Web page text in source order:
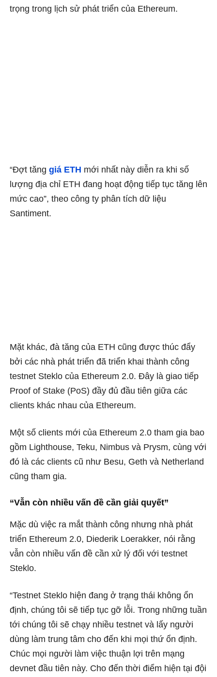
trọng trong lịch sử phát triển của Ethereum.
“Đợt tăng giá ETH mới nhất này diễn ra khi số
lượng địa chỉ ETH đang hoạt động tiếp tục tăng lên
mức cao”, theo công ty phân tích dữ liệu
Santiment.
Mặt khác, đà tăng của ETH cũng được thúc đẩy
bởi các nhà phát triển đã triển khai thành công
testnet Steklo của Ethereum 2.0. Đây là giao tiếp
Proof of Stake (PoS) đầy đủ đầu tiên giữa các
clients khác nhau của Ethereum.
Một số clients mới của Ethereum 2.0 tham gia bao
gồm Lighthouse, Teku, Nimbus và Prysm, cùng với
đó là các clients cũ như Besu, Geth và Netherland
cũng tham gia.
“Vẫn còn nhiều vấn đề cần giải quyết”
Mặc dù việc ra mắt thành công nhưng nhà phát
triển Ethereum 2.0, Diederik Loerakker, nói rằng
vẫn còn nhiều vấn đề cần xử lý đối với testnet
Steklo.
“Testnet Steklo hiện đang ở trạng thái không ổn
định, chúng tôi sẽ tiếp tục gỡ lỗi. Trong những tuần
tới chúng tôi sẽ chạy nhiều testnet và lấy người
dùng làm trung tâm cho đến khi mọi thứ ổn định.
Chúc mọi người làm việc thuận lợi trên mạng
devnet đầu tiên này. Cho đến thời điểm hiện tại đội